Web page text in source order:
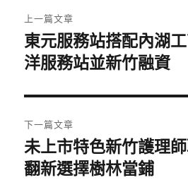
章
導
覽
上一篇文章
上
一
文
章:
東元服務站搭配內湖
洋服務站並新竹融資
下一篇文章
下
一
未上市特色新竹護理
翻新選擇樹林當鋪